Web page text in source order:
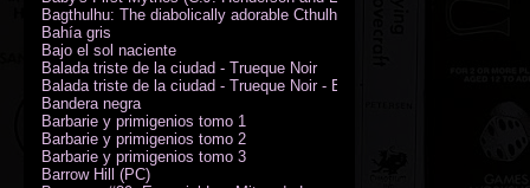
Bagthulhu: The diabolically adorable Cthulhu plushie dicebag
Bahía gris
Bajo el sol naciente
Balada triste de la ciudad - Trueque Noir
Balada triste de la ciudad - Trueque Noir - Edición de coleccionista
Bandera negra
Barbarie y primigenios tomo 1
Barbarie y primigenios tomo 2
Barbarie y primigenios tomo 3
Barrow Hill (PC)